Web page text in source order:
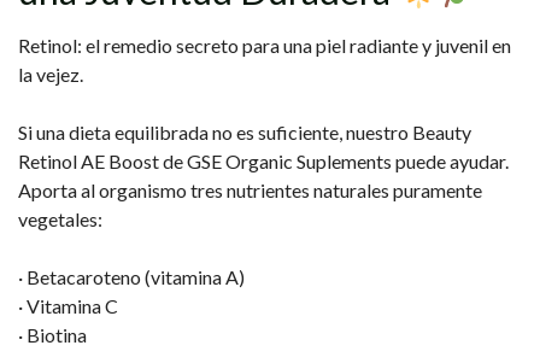
Retinol: el remedio secreto para una piel radiante y juvenil en
la vejez.
Si una dieta equilibrada no es suficiente, nuestro Beauty
Retinol AE Boost de GSE Organic Suplements puede ayudar.
Aporta al organismo tres nutrientes naturales puramente
vegetales:
· Betacaroteno (vitamina A)
· Vitamina C
· Biotina